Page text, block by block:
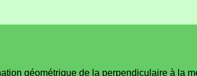
géométrique de la perpendiculaire à la